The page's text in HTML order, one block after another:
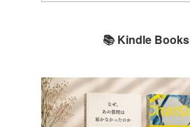
📚 Kindle Books